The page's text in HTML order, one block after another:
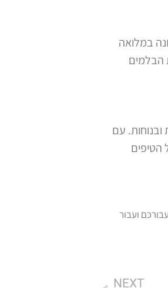
במלואה
הבלמים
עם
הטיפים
עבורכם ועבור
NEXT